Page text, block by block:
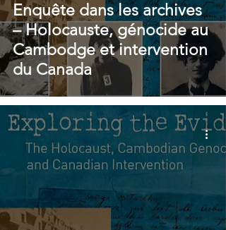
Enquête dans les archives
– Holocauste, génocide au
Cambodge et intervention
du Canada